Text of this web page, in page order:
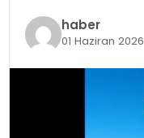
haber
01 Haziran 2026